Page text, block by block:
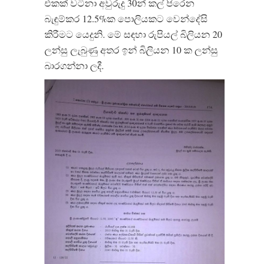
එකක් වටිනා අවුරුදු 30න් කල් පිරෙන
බැඳුම්කර 12.5%ක පොලියකට වෙන්දේසි
කිරීමට යෙදුනි. මේ සඳහා රුපියල් බිලියන 20
ලන්සු ලැබුණු අතර ඉන් බිලියන 10 ක ලන්සු
බාරගන්නා ලදී.